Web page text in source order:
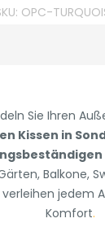
OPC-
Sie Ihren
Kissen in
Balkone,
jedem
Komfort.